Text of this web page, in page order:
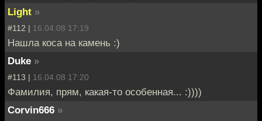
Light »
#112 | 16.04.08 17:19
Нашла коса на камень :)
Duke »
#113 | 16.04.08 17:20
Фамилия, прям, какая-то особенная... :))))
Corvin666 »